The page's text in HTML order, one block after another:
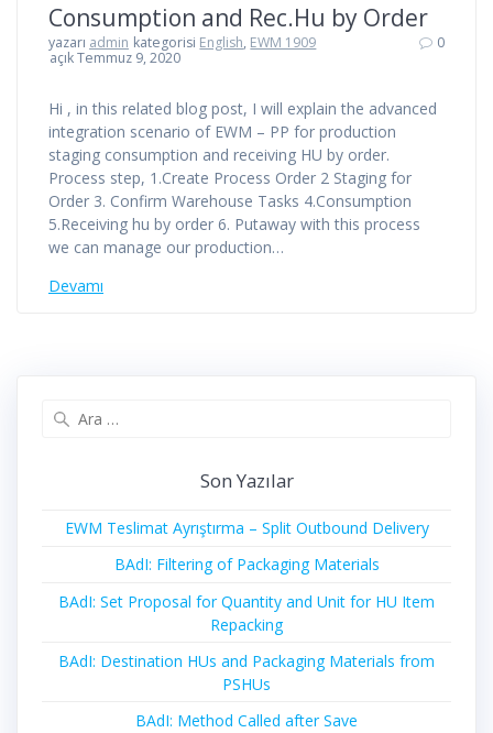
Consumption and Rec.Hu by Order
yazarı admin kategorisi English, EWM 1909
açık Temmuz 9, 2020
0
Hi , in this related blog post, I will explain the advanced
integration scenario of EWM – PP for production
staging consumption and receiving HU by order.
Process step, 1.Create Process Order 2 Staging for
Order 3. Confirm Warehouse Tasks 4.Consumption
5.Receiving hu by order 6. Putaway with this process
we can manage our production…
Devamı
Son Yazılar
EWM Teslimat Ayrıştırma – Split Outbound Delivery
BAdI: Filtering of Packaging Materials
BAdI: Set Proposal for Quantity and Unit for HU Item
Repacking
BAdI: Destination HUs and Packaging Materials from
PSHUs
BAdI: Method Called after Save